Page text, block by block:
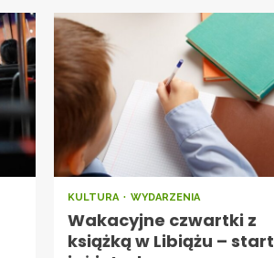
KULTURA WYDARZENIA
Wakacyjne czwartki z
książką w Libiążu – start